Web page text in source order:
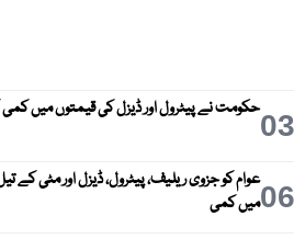
03حکومت نے پیٹرول اور ڈیزل کی قیمتوں میں
06عوام کو جزوی ریلیف، پیٹرول، ڈیزل اور مٹی کے
میں کمی